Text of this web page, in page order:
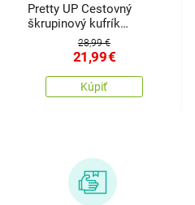
Pretty UP Cestovný
škrupinový kufrík
ABS07, veľ. 15, sivá
28,99 €
21,99€
Kúpiť